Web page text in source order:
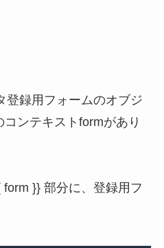
登録用フォームのオブジ
ンテキストformがあり
}} 部分に、登録用フ